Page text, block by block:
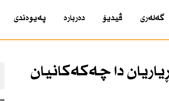
گەلەری ڤیدیۆ دەربارە پەیوەندی
دا چەكەكانیان